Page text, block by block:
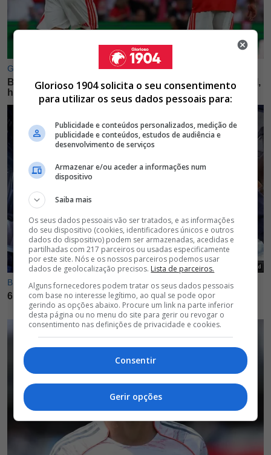
Glorioso 1904 solicita o seu consentimento
para utilizar os seus dados pessoais para:
Publicidade e conteúdos personalizados, medição de
publicidade e conteúdos, estudos de audiência e
desenvolvimento de serviços
Armazenar e/ou aceder a informações num
dispositivo
Saiba mais
Os seus dados pessoais vão ser tratados, e as informações
do seu dispositivo (cookies, identificadores únicos e outros
dados do dispositivo) podem ser armazenadas, acedidas e
partilhadas com 217 parceiros ou usadas especificamente
por este site. Nós e os nossos parceiros podemos usar
dados de geolocalização precisos. Lista de parceiros.
Alguns fornecedores podem tratar os seus dados pessoais
com base no interesse legítimo, ao qual se pode opor
gerindo as opções abaixo. Procure um link na parte inferior
desta página ou no menu do site para gerir ou revogar o
consentimento nas definições de privacidade e cookies.
Consentir
Gerir opções